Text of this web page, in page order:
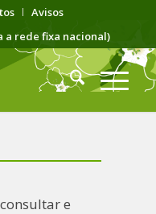
Avisos
a rede fixa nacional)
e